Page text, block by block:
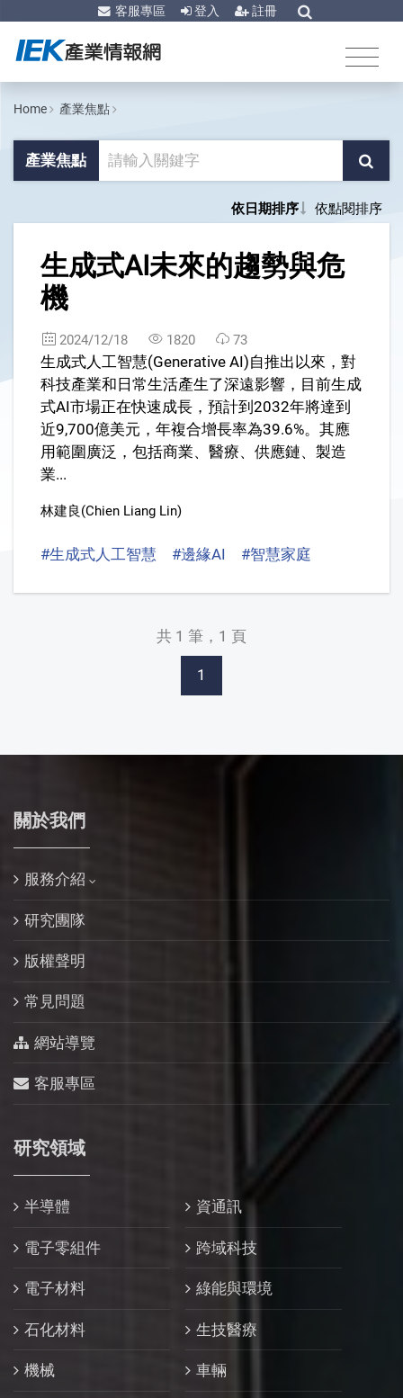
客服專區 登入 註冊
Home 產業焦點
產業焦點
依日期排序 依點閱排序
生成式AI未來的趨勢與危
機
2024/12/18 1820 73
生成式人工智慧(Generative AI)自推出以來，對
科技產業和日常生活產生了深遠影響，目前生成
式AI市場正在快速成長，預計到2032年將達到
近9,700億美元，年複合增長率為39.6%。其應
用範圍廣泛，包括商業、醫療、供應鏈、製造
業...
林建良(Chien Liang Lin)
#生成式人工智慧 #邊緣AI #智慧家庭
共 1 筆，1 頁
1
關於我們
服務介紹
研究團隊
版權聲明
常見問題
網站導覽
客服專區
研究領域
半導體 資通訊
電子零組件 跨域科技
電子材料 綠能與環境
石化材料 生技醫療
機械 車輛